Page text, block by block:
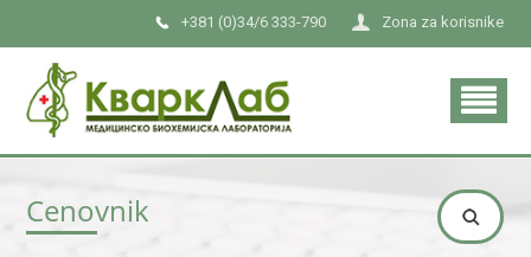
Zona za korisnike
+381 (0)34/6 333-790
Cenovnik